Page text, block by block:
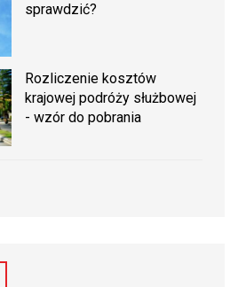
sprawdzić?
Rozliczenie kosztów
krajowej podróży służbowej
- wzór do pobrania